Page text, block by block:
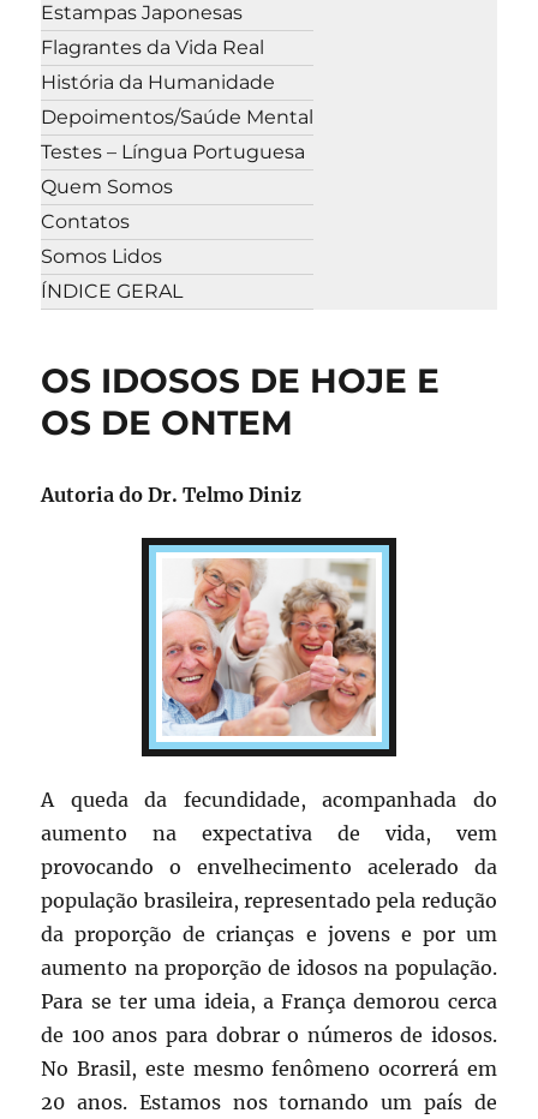
Estampas Japonesas
Flagrantes da Vida Real
História da Humanidade
Depoimentos/Saúde Mental
Testes – Língua Portuguesa
Quem Somos
Contatos
Somos Lidos
ÍNDICE GERAL
OS IDOSOS DE HOJE E
OS DE ONTEM
Autoria do Dr. Telmo Diniz
A queda da fecundidade, acompanhada do
aumento na expectativa de vida, vem
provocando o envelhecimento acelerado da
população brasileira, representado pela redução
da proporção de crianças e jovens e por um
aumento na proporção de idosos na população.
Para se ter uma ideia, a França demorou cerca
de 100 anos para dobrar o números de idosos.
No Brasil, este mesmo fenômeno ocorrerá em
20 anos. Estamos nos tornando um país de